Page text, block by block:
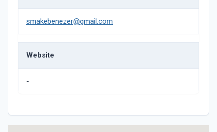
smakebenezer@gmail.com
Website
-